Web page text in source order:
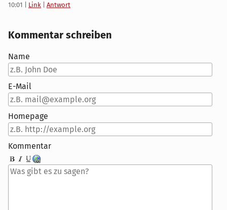
10:01 Link Antwort
Kommentar schreiben
Name
E-Mail
Homepage
Kommentar